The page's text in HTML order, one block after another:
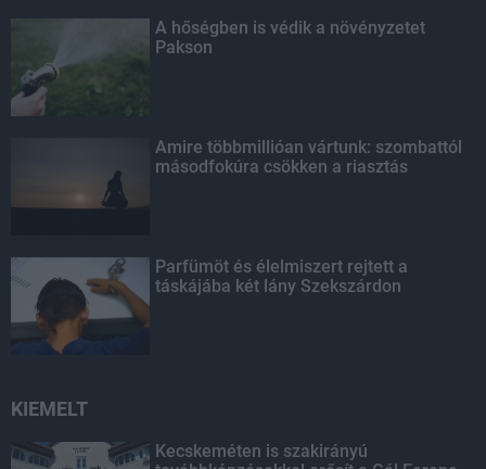
A hőségben is védik a növényzetet
Pakson
Amire többmillióan vártunk: szombattól
másodfokúra csökken a riasztás
Parfümöt és élelmiszert rejtett a
táskájába két lány Szekszárdon
KIEMELT
Kecskeméten is szakirányú